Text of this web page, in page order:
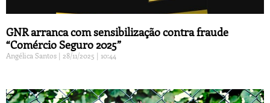
GNR arranca com sensibilização contra fraude
“Comércio Seguro 2025”
Angélica Santos 28/11/2025 10:44